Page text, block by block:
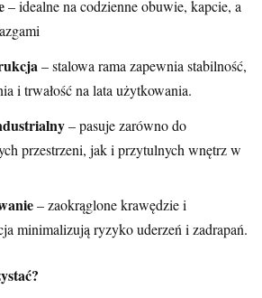
– idealne na codzienne obuwie, kapcie, a
– stalowa rama zapewnia stabilność,
i trwałość na lata użytkowania.
– pasuje zarówno do
przestrzeni, jak i przytulnych wnętrz w
– zaokrąglone krawędzie i
minimalizują ryzyko uderzeń i zadrapań.